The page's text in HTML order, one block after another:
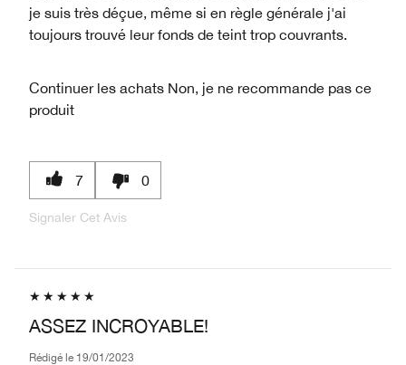
je suis très déçue, même si en règle générale j'ai
toujours trouvé leur fonds de teint trop couvrants.
Continuer les achats Non, je ne recommande pas ce
produit
7 0
Signaler Cet Avis
ASSEZ INCROYABLE!
Rédigé le 19/01/2023